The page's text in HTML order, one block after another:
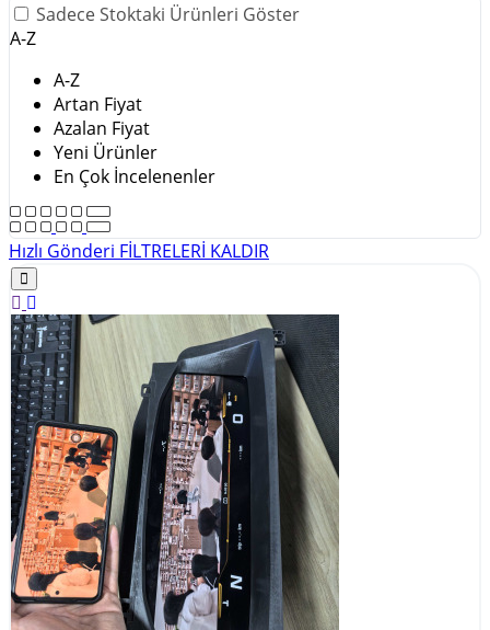
Sadece Stoktaki Ürünleri Göster
A-Z
A-Z
Artan Fiyat
Azalan Fiyat
Yeni Ürünler
En Çok İncelenenler
Hızlı Gönderi FİLTRELERİ KALDIR